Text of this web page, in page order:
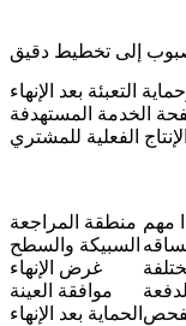
إلى تخطيط دقيق
الخدمة المستهدفة
منطقة المراجعة مهم
السبيكة والسطح
غرض الإنهاء
موافقة العينة
الحماية بعد الإنهاء